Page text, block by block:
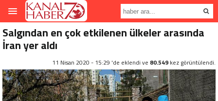
Salgından en çok etkilenen ülkeler arasında
İran yer aldı
11 Nisan 2020 - 15:29 'de eklendi ve 80.549 kez görüntülendi.